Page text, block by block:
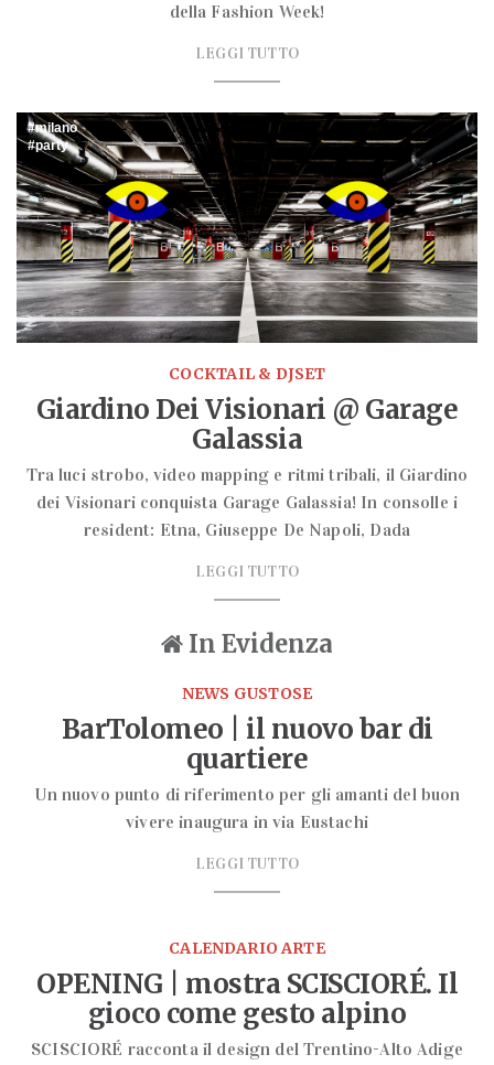
della Fashion Week!
LEGGI TUTTO
milano
party
COCKTAIL & DJSET
Giardino Dei Visionari @ Garage
Galassia
Tra luci strobo, video mapping e ritmi tribali, il Giardino
dei Visionari conquista Garage Galassia! In consolle i
resident: Etna, Giuseppe De Napoli, Dada
LEGGI TUTTO
In Evidenza
NEWS GUSTOSE
BarTolomeo | il nuovo bar di
quartiere
Un nuovo punto di riferimento per gli amanti del buon
vivere inaugura in via Eustachi
LEGGI TUTTO
CALENDARIO ARTE
OPENING | mostra SCISCIORÉ. Il
gioco come gesto alpino
SCISCIORÉ racconta il design del Trentino-Alto Adige